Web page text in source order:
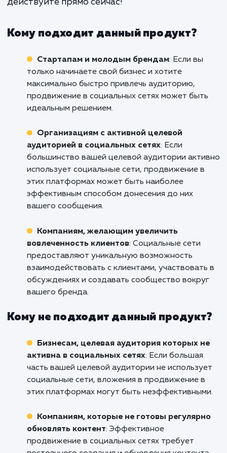
постоянный рост и успех
бренда в социальных сетях.
Готовы начать ваши победоносные
мир социальных сетей в Армавире?
с нами уже сегодня и давайте вместе
строить ваш успех в социальных
ждите, пока ваши конкуренты обгонят
действуйте прямо сейчас!
Кому подходит данный продукт?
Стартапам и молодым брендам: Если вы
только начинаете свой бизнес и хотите
максимально быстро привлечь аудиторию,
идеальным решением.
Организациям с активной целевой
аудиторией в социальных сетях
большинство вашей целевой аудитории
использует социальные сети, продвижение в
эффективным способом донесения до них
вашего сообщения.